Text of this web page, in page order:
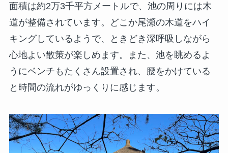
面積は約2万3千平方メートルで、池の周りには木
道が整備されています。どこか尾瀬の木道をハイ
キングしているようで、ときどき深呼吸しながら
心地よい散策が楽しめます。また、池を眺めるよ
うにベンチもたくさん設置され、腰をかけている
と時間の流れがゆっくりに感じます。